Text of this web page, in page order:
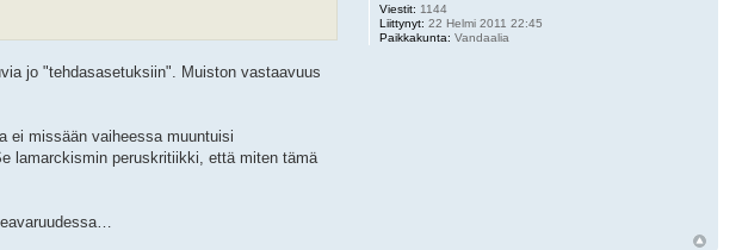
jo "tehdasasetuksiin". Muiston vastaavuus
ei missään vaiheessa muuntuisi
lamarckismin peruskritiikki, että miten tämä
Viestit: 1144
Liittynyt: 22 Helmi 2011 22:45
Paikkakunta: Vandaalia